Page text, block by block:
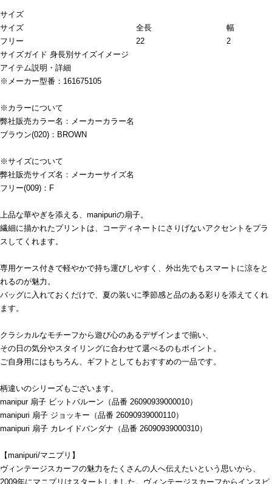
サイズ
サイズ
全長
幅
フリー
22
2
サイズガイド 身長別サイズイメージ
アイテム説明・詳細
※メーカー型番：161675105
※カラーについて
弊社販売カラー名：メーカーカラー名
ブラウン(020)：BROWN
※サイズについて
弊社販売サイズ名：メーカーサイズ名
フリー(009)：F
上品な華やぎを添える、manipuriの扇子。
繊細に描かれたプリントは、コーディネートにさりげないアクセントをプラ
スしてくれます。
専用ケース付きで軽やかで持ち運びしやすく、外出先でもスマートに涼をと
れるのが魅力。
バッグに入れておくだけで、夏の装いに季節感と品のある彩りを添えてくれ
ます。
クラシカルなモチーフから遊び心のあるデザインまで揃い、
その日の気分やスタイリングに合わせて選べるのもポイント。
ご自身用にはもちろん、ギフトとしてもおすすめの一品です。
柄違いのシリーズもございます。
manipur 扇子 ビットバルーン（品番 26090939000010）
manipuri 扇子 ジョッキー（品番 26090939000110）
manipuri 扇子 カレイドバンダナ（品番 26090939000310）
【manipuri/マニプリ】
ヴィンテージスカーフの魅力をたくさんの人へ伝えたいという思いから、
2009年にマニプリはスタートしました。ヴィンテージスカーフからインスピ